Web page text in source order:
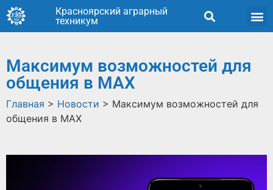
Красноярский аграрный
техникум
Максимум возможностей для
общения в MAX
Главная > Новости > Максимум возможностей для
общения в MAX